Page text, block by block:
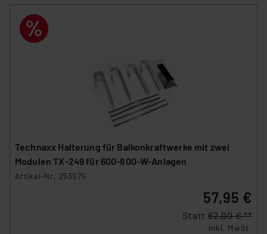
personenbezogene Daten in
Überwachungsprogrammen verarbeiten, ohne dass
Unsere Kooperation mit diesen Dienstleistern stützt
sich auf die Standarddatenschutzklauseln der
Europäischen Kommission sowie einer eigenen
Beurteilung der mit der Datenübermittlung,
insbesondere der Art der übermittelten Daten,
Impressum |Datenschutzerklärung
Technaxx Halterung für Balkonkraftwerke mit zwei
Modulen TX-249 für 600-800-W-Anlagen
Artikel-Nr. 253575
57,95 €
Statt 62,00 € **
inkl. MwSt.